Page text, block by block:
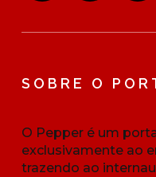
SOBRE O
O Pepper é um
exclusivamente ao
trazendo ao